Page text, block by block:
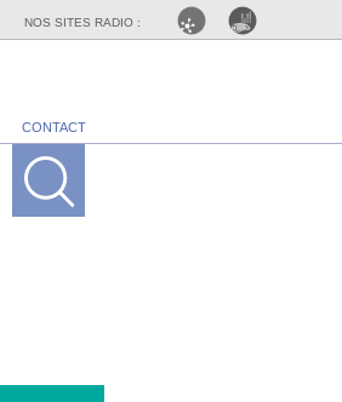
NOS SITES RADIO :
CONTACT